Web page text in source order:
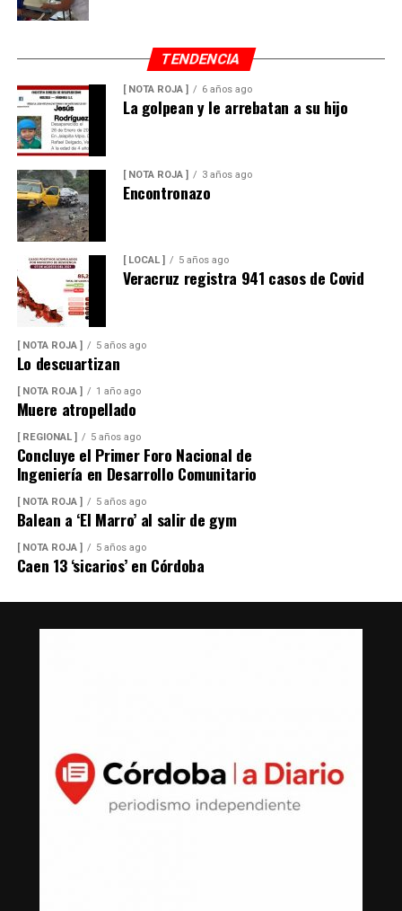
TENDENCIA
[ NOTA ROJA ] 6 años ago
La golpean y le arrebatan a su hijo
[ NOTA ROJA ] 3 años ago
Encontronazo
[ LOCAL ] 5 años ago
Veracruz registra 941 casos de Covid
[ NOTA ROJA ] 5 años ago
Lo descuartizan
[ NOTA ROJA ] 1 año ago
Muere atropellado
[ REGIONAL ] 5 años ago
Concluye el Primer Foro Nacional de
Ingeniería en Desarrollo Comunitario
[ NOTA ROJA ] 5 años ago
Balean a ‘El Marro’ al salir de gym
[ NOTA ROJA ] 5 años ago
Caen 13 ‘sicarios’ en Córdoba